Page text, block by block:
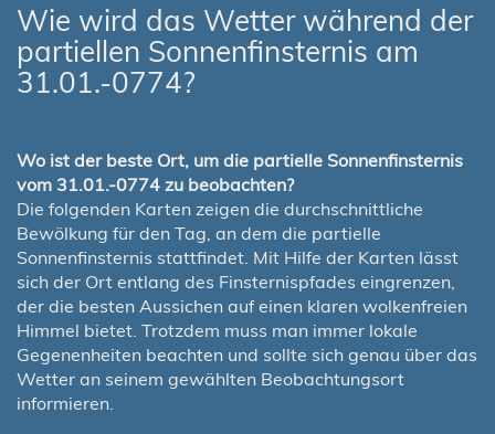
Wie wird das Wetter während der
partiellen Sonnenfinsternis am
31.01.-0774?
Wo ist der beste Ort, um die partielle Sonnenfinsternis
vom 31.01.-0774 zu beobachten?
Die folgenden Karten zeigen die durchschnittliche
Bewölkung für den Tag, an dem die partielle
Sonnenfinsternis stattfindet. Mit Hilfe der Karten lässt
sich der Ort entlang des Finsternispfades eingrenzen,
der die besten Aussichen auf einen klaren wolkenfreien
Himmel bietet. Trotzdem muss man immer lokale
Gegenenheiten beachten und sollte sich genau über das
Wetter an seinem gewählten Beobachtungsort
informieren.